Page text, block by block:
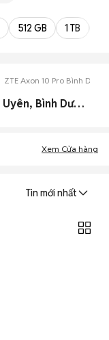
512 GB 1 TB
ZTE Axon 10 Pro Bình
0 Zte Axon 10 Pro cũ Huyện Bắc Tân Uyên, Bình Dương đẹp
Xem Cửa hàng
Tin mới nhất